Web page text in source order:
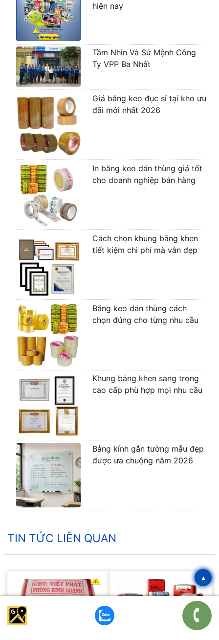
hiện nay
Tầm Nhìn Và Sứ Mệnh Công
Ty VPP Ba Nhất
Giá băng keo đục sỉ tại kho ưu
đãi mới nhất 2026
In băng keo dán thùng giá tốt
cho doanh nghiệp bán hàng
Cách chọn khung bằng khen
tiết kiệm chi phí mà vẫn đẹp
Băng keo dán thùng cách
chọn đúng cho từng nhu cầu
Khung bằng khen sang trọng
cao cấp phù hợp mọi nhu cầu
Bảng kính gắn tường mẫu đẹp
được ưa chuộng năm 2026
TIN TỨC LIÊN QUAN
▴